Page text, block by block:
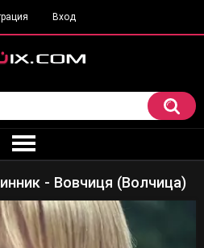
Вход
- Вовчиця (Волчица)